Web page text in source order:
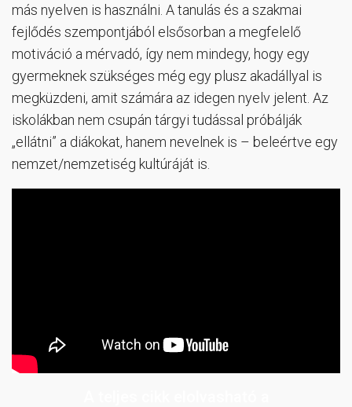
más nyelven is használni. A tanulás és a szakmai
fejlődés szempontjából elsősorban a megfelelő
motiváció a mérvadó, így nem mindegy, hogy egy
gyermeknek szükséges még egy plusz akadállyal is
megküzdeni, amit számára az idegen nyelv jelent. Az
iskolákban nem csupán tárgyi tudással próbálják
„ellátni” a diákokat, hanem nevelnek is – beleértve egy
nemzet/nemzetiség kultúráját is.